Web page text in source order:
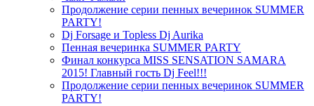
Продолжение серии пенных вечеринок SUMMER
PARTY!
Dj Forsage и Topless Dj Aurika
Пенная вечеринка SUMMER PARTY
Финал конкурса MISS SENSATION SAMARA
2015! Главный гость Dj Feel!!!
Продолжение серии пенных вечеринок SUMMER
PARTY!